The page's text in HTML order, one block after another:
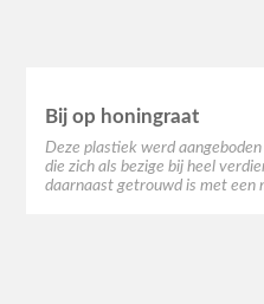
Bij op honingraat
Deze plastiek werd
die zich als bezige bij heel
daarnaast getrouwd is met een